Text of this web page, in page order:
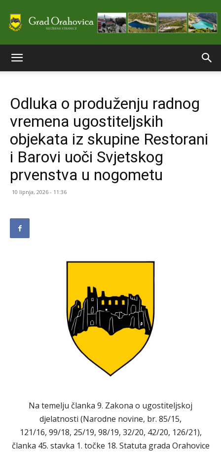
stranice
Grada
Odluka o produženju radnog
vremena ugostiteljskih
objekata iz skupine Restorani
i Barovi uoči Svjetskog
prvenstva u nogometu
10 lipnja, 2026 - 11:36
Na temelju članka 9. Zakona o ugostiteljskoj
djelatnosti (Narodne novine, br. 85/15,
121/16, 99/18, 25/19, 98/19, 32/20, 42/20, 126/21),
članka 45. stavka 1. točke 18. Statuta grada Orahovice